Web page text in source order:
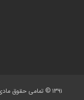
۱۳۹۱ © تمامی حقوق